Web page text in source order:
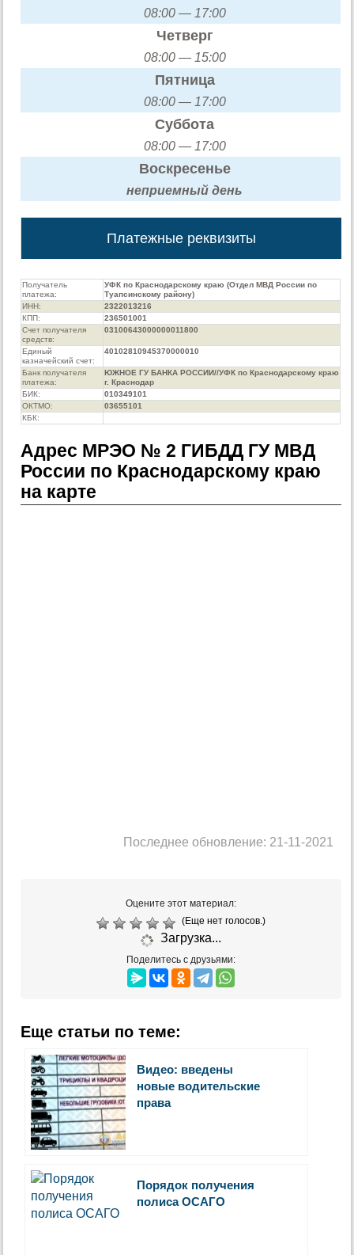
08:00 — 17:00
Четверг
08:00 — 15:00
Пятница
08:00 — 17:00
Суббота
08:00 — 17:00
Воскресенье
неприемный день
Платежные реквизиты
Получатель
платежа:
УФК по Краснодарскому краю (Отдел МВД России по
Туапсинскому району)
ИНН:
2322013216
КПП:
236501001
Счет получателя
средств:
03100643000000011800
Единый
казначейский счет:
40102810945370000010
Банк получателя
платежа:
ЮЖНОЕ ГУ БАНКА РОССИИ//УФК по Краснодарскому краю
г. Краснодар
БИК:
010349101
ОКТМО:
03655101
КБК:
Адрес МРЭО № 2 ГИБДД ГУ МВД
России по Краснодарскому краю
на карте
Последнее обновление: 21-11-2021
Оцените этот материал:
(Еще нет голосов.)
Загрузка...
Поделитесь с друзьями:
Еще статьи по теме:
Видео: введены
новые водительские
права
Порядок получения
полиса ОСАГО